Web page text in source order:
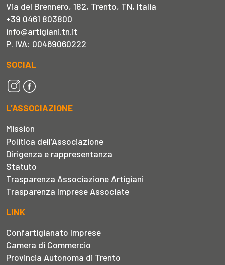
Via del Brennero, 182, Trento, TN, Italia
+39 0461 803800
info@artigiani.tn.it
P. IVA: 00469060222
SOCIAL
L’ASSOCIAZIONE
Mission
Politica dell’Associazione
Dirigenza e rappresentanza
Statuto
Trasparenza Associazione Artigiani
Trasparenza Imprese Associate
LINK
Confartigianato Imprese
Camera di Commercio
Provincia Autonoma di Trento